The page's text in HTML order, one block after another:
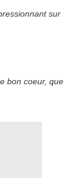
sur
bon coeur, que